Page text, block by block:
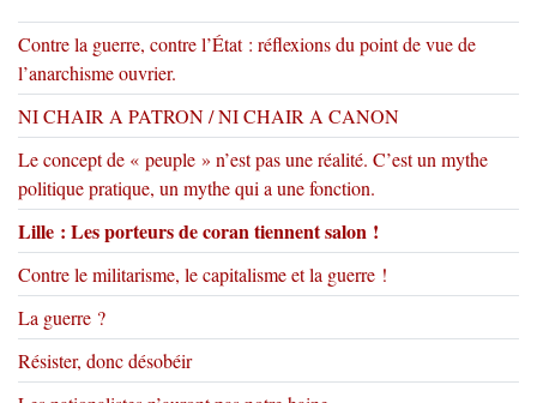
Contre la guerre, contre l’État : réflexions du point de vue de
l’anarchisme ouvrier.
NI CHAIR A PATRON / NI CHAIR A CANON
Le concept de « peuple » n’est pas une réalité. C’est un mythe
politique pratique, un mythe qui a une fonction.
Lille : Les porteurs de coran tiennent salon !
Contre le militarisme, le capitalisme et la guerre !
La guerre ?
Résister, donc désobéir